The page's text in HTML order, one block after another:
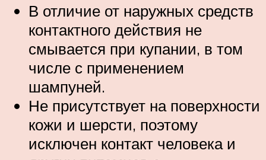
В отличие от наружных средств
контактного действия не
смывается при купании, в том
числе с применением
шампуней.
Не присутствует на поверхности
кожи и шерсти, поэтому
исключен контакт человека и